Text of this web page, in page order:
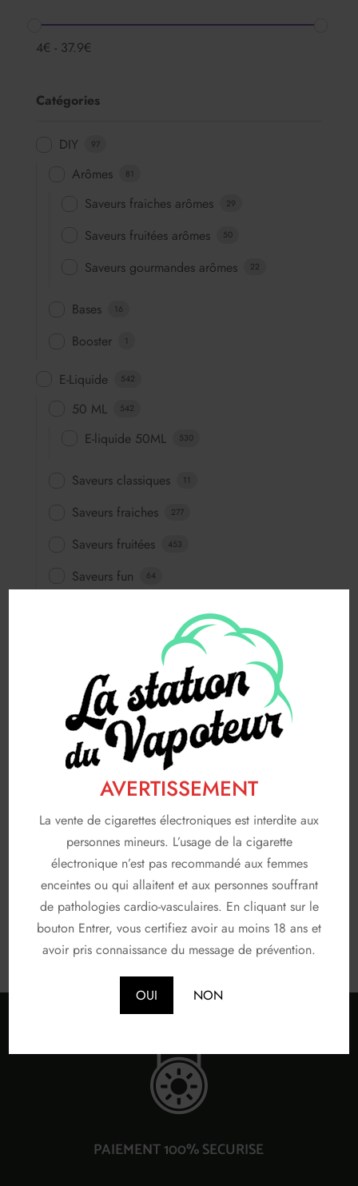
AVERTISSEMENT
La vente de cigarettes électroniques est interdite aux
personnes mineurs. L’usage de la cigarette
électronique n’est pas recommandé aux femmes
enceintes ou qui allaitent et aux personnes souffrant
de pathologies cardio-vasculaires. En cliquant sur le
bouton Entrer, vous certifiez avoir au moins 18 ans et
avoir pris connaissance du message de prévention.
OUI NON
4€ - 37.9€
Catégories
DIY 97
Arômes 81
Saveurs fraiches arômes 29
Saveurs fruitées arômes 50
Saveurs gourmandes arômes 22
Bases 16
Booster 1
E-Liquide 542
50 ML 542
E-liquide 50ML 530
Saveurs classiques 11
Saveurs fraiches 277
Saveurs fruitées 453
Saveurs fun 64
A & L
AVAP 5
FRUIZEE 18
LIQUIDEO
Non classé
En stock
PAIEMENT 100% SECURISE